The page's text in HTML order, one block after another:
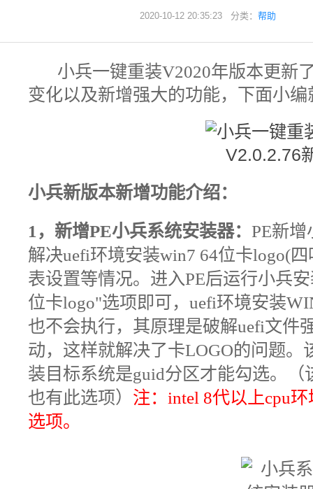
2020-10-12 20:35:23 分类： 帮助
小兵一键重装V2020年版本更新
变化以及新增强大的功能，下面小
小兵新版本新增功能介绍：
1 ，新增PE小兵系统安装器：PE新
解决uefi环境安装win7 64位卡logo(
表设置等情况。进入PE后运行小兵
位卡logo"选项即可，uefi环境安装
也不会执行，其原理是破解uefi文件
动，这样就解决了卡LOGO的问题。
装目标系统是guid分区才能勾选。
也有此选项） 注：intel 8代以上cpu
选项。